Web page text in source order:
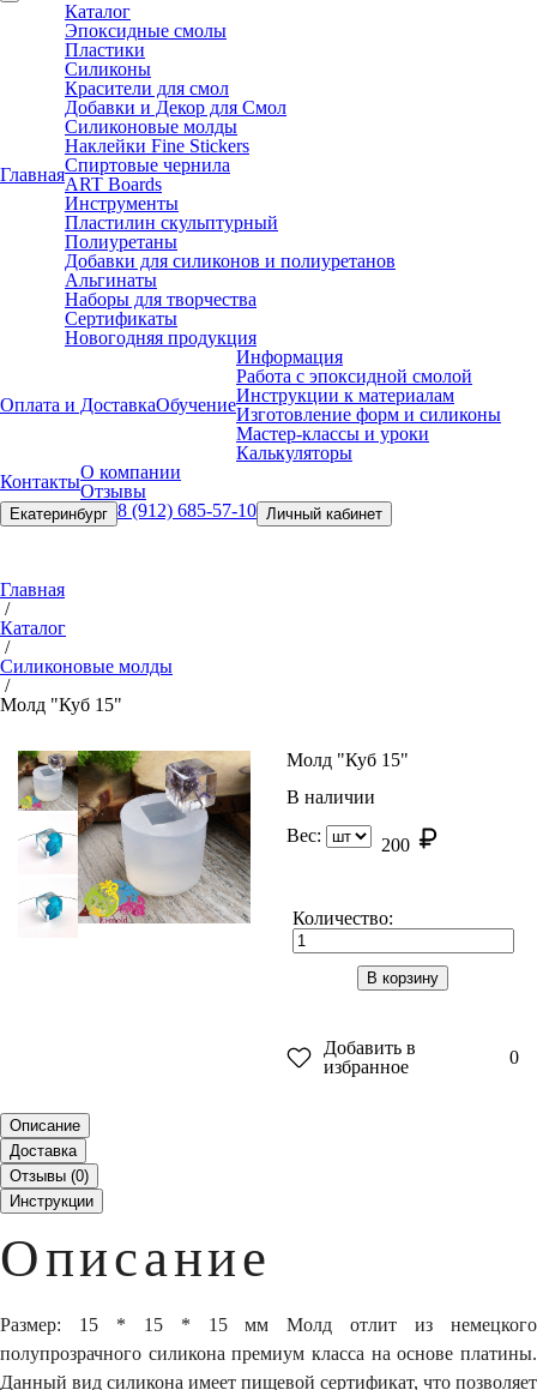
Главная
Каталог
Эпоксидные смолы
Пластики
Силиконы
Красители для смол
Добавки и Декор для Смол
Силиконовые молды
Наклейки Fine Stickers
Спиртовые чернила
ART Boards
Инструменты
Пластилин скульптурный
Полиуретаны
Добавки для силиконов и полиуретанов
Альгинаты
Наборы для творчества
Сертификаты
Новогодняя продукция
Оплата и ДоставкаОбучение
Информация
Работа с эпоксидной смолой
Инструкции к материалам
Изготовление форм и силиконы
Мастер-классы и уроки
Калькуляторы
КонтактыО компании
Отзывы
Екатеринбург 8 (912) 685-57-10 Личный кабинет
Главная
/
Каталог
/
Силиконовые молды
/
Молд "Куб 15"
Молд "Куб 15"
В наличии
Вес:
200
Количество:
В корзину
Добавить в
избранное
0
Описание
Доставка
Отзывы (0)
Инструкции
Описание
Размер: 15 * 15 * 15 мм Молд отлит из немецкого
полупрозрачного силикона премиум класса на основе платины.
Данный вид силикона имеет пищевой сертификат, что позволяет